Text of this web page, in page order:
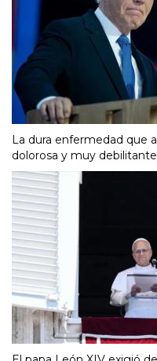
La dura enfermedad que
dolorosa y muy